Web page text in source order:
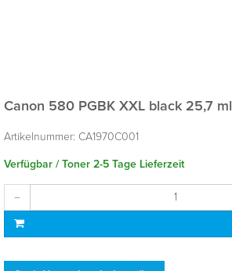
Canon 580 PGBK XXL black 25,7 ml
Artikelnummer: CA1970C001
Verfügbar / Toner 2-5 Tage Lieferzeit